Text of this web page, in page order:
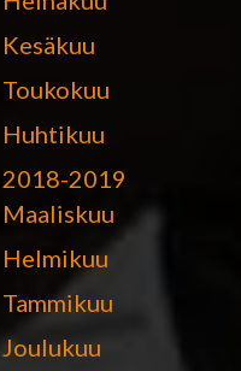
Kesäkuu
Toukokuu
Huhtikuu
2018-2019
Maaliskuu
Helmikuu
Tammikuu
Joulukuu